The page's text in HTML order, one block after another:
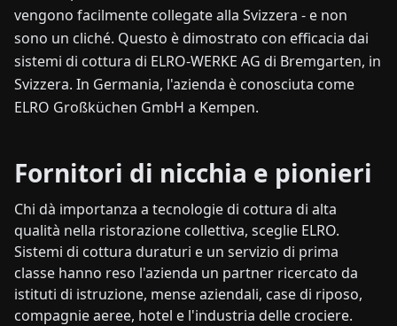
CONTATTACI
vengono facilmente collegate alla Svizzera - e non
sono un cliché. Questo è dimostrato con efficacia dai
sistemi di cottura di ELRO-WERKE AG di Bremgarten, in
Svizzera. In Germania, l'azienda è conosciuta come
ELRO Großküchen GmbH a Kempen.
Fornitori di nicchia e pionieri
Chi dà importanza a tecnologie di cottura di alta
qualità nella ristorazione collettiva, sceglie ELRO.
Sistemi di cottura duraturi e un servizio di prima
classe hanno reso l'azienda un partner ricercato da
istituti di istruzione, mense aziendali, case di riposo,
compagnie aeree, hotel e l'industria delle crociere.